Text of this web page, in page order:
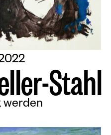
ller-Stahl
werden